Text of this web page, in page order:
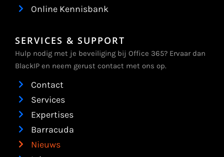
Online Kennisbank
SERVICES & SUPPORT
Hulp nodig met je beveiliging bij Office 365? Ervaar dan
BlackIP en neem gerust contact met ons op.
Contact
Services
Expertises
Barracuda
Nieuws